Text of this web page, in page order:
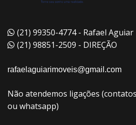
(21) 99350-4774 - Rafael Aguiar
(21) 98851-2509 - DIREÇÃO
rafaelaguiarimoveis@gmail.com
Não atendemos ligações
ou whatsapp)